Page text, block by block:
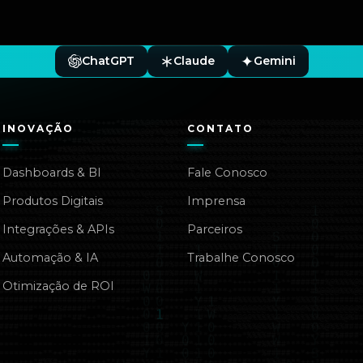
ChatGPT Claude Gemini
INOVAÇÃO
Dashboards & BI
Produtos Digitais
Integrações & APIs
Automação & IA
Otimização de ROI
CONTATO
Fale Conosco
Imprensa
Parceiros
Trabalhe Conosco